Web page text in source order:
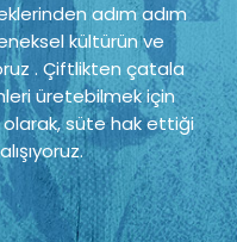
adım adım
kültürün ve
. Çiftlikten çatala
üretebilmek için
olarak, süte hak ettiği